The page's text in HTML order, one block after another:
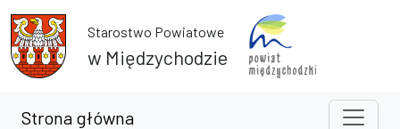
Starostwo Powiatowe
w Międzychodzie
Strona główna